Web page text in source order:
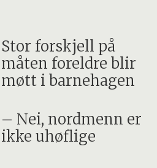
Stor forskjell på
måten foreldre blir
møtt i barnehagen
– Nei, nordmenn er
ikke uhøflige